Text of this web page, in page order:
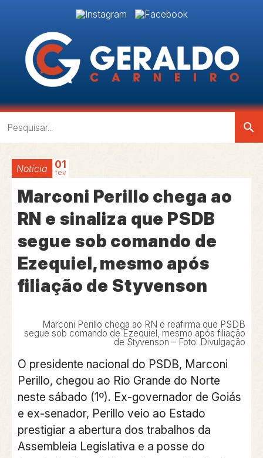
search
Notícia 01
fev
Marconi Perillo chega ao
RN e sinaliza que PSDB
segue sob comando de
Ezequiel, mesmo após
filiação de Styvenson
Marconi Perillo chega ao RN e reafirma que PSDB
segue sob comando de Ezequiel, mesmo após filiação
de Styvenson – Foto: Divulgação
O presidente nacional do PSDB, Marconi
Perillo, chegou ao Rio Grande do Norte
neste sábado (1º). Ex-governador de Goiás
e ex-senador, Perillo veio ao Estado
prestigiar a abertura dos trabalhos da
Assembleia Legislativa e a posse do